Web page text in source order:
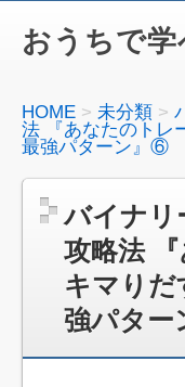
おうちで
HOME 未分類
法 『あなたのトレ
最強パターン』⑥
バイナリ
攻略法
キマりだ
強パタ